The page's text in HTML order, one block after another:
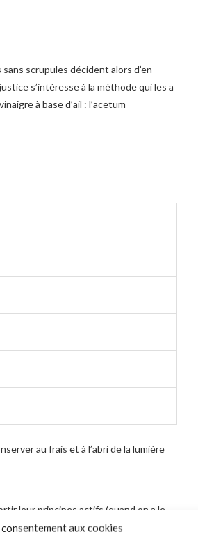
aux cookies
scrupules décident alors d’en
s’intéresse à la méthode qui les a
à base d’ail : l’acetum
au frais et à l’abri de la lumière
leur principes actifs (quand on a le